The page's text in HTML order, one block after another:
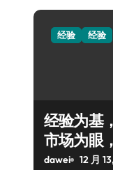
经验 经验
经验为基
市场为眼
领创业新
dawei 12 月